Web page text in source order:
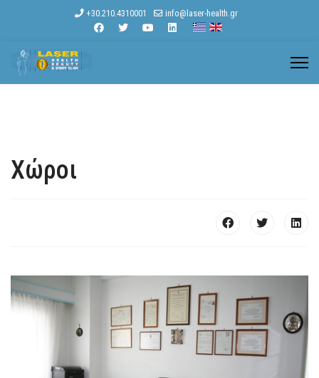
+30.210.4310001 info@laser-health.gr
Χώροι